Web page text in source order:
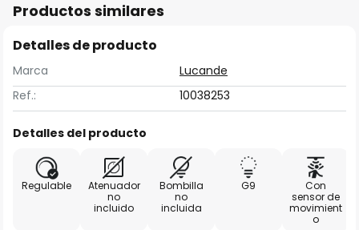
Productos similares
Detalles de producto
Marca
Lucande
Ref.:
10038253
Detalles del producto
Regulable
Atenuador
no
incluido
Bombilla
no
incluida
G9
Con
sensor de
movimient
o